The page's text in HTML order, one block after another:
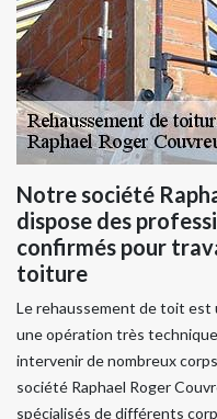
Notre société
dispose des
confirmés pour
toiture
Le rehaussement de toit est
une opération très
intervenir de nombreux
société Raphael Roger
spécialisés de différents